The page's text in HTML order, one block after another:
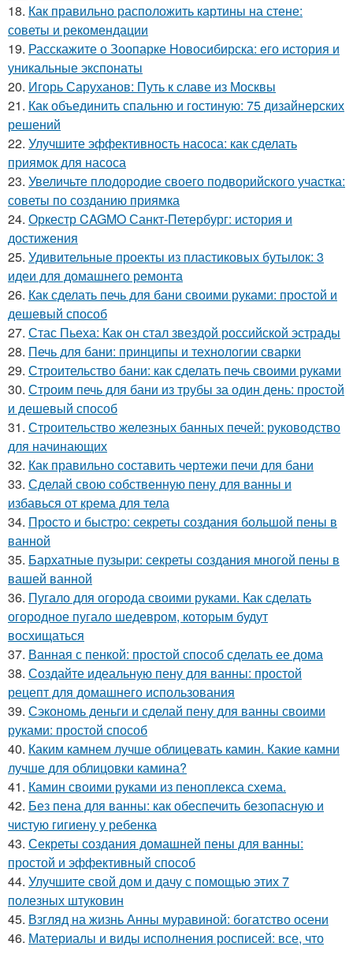
18. Как правильно расположить картины на стене:
советы и рекомендации
19. Расскажите о Зоопарке Новосибирска: его история и
уникальные экспонаты
20. Игорь Саруханов: Путь к славе из Москвы
21. Как объединить спальню и гостиную: 75 дизайнерских
решений
22. Улучшите эффективность насоса: как сделать
приямок для насоса
23. Увеличьте плодородие своего подворийского участка:
советы по созданию приямка
24. Оркестр CAGMO Санкт-Петербург: история и
достижения
25. Удивительные проекты из пластиковых бутылок: 3
идеи для домашнего ремонта
26. Как сделать печь для бани своими руками: простой и
дешевый способ
27. Стас Пьеха: Как он стал звездой российской эстрады
28. Печь для бани: принципы и технологии сварки
29. Строительство бани: как сделать печь своими руками
30. Строим печь для бани из трубы за один день: простой
и дешевый способ
31. Строительство железных банных печей: руководство
для начинающих
32. Как правильно составить чертежи печи для бани
33. Сделай свою собственную пену для ванны и
избавься от крема для тела
34. Просто и быстро: секреты создания большой пены в
ванной
35. Бархатные пузыри: секреты создания многой пены в
вашей ванной
36. Пугало для огорода своими руками. Как сделать
огородное пугало шедевром, которым будут
восхищаться
37. Ванная с пенкой: простой способ сделать ее дома
38. Создайте идеальную пену для ванны: простой
рецепт для домашнего использования
39. Сэкономь деньги и сделай пену для ванны своими
руками: простой способ
40. Каким камнем лучше облицевать камин. Какие камни
лучше для облицовки камина?
41. Камин своими руками из пеноплекса схема.
42. Без пена для ванны: как обеспечить безопасную и
чистую гигиену у ребенка
43. Секреты создания домашней пены для ванны:
простой и эффективный способ
44. Улучшите свой дом и дачу с помощью этих 7
полезных штуковин
45. Взгляд на жизнь Анны муравиной: богатство осени
46. Материалы и виды исполнения росписей: все, что